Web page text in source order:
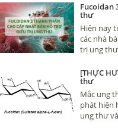
Fucoidan
thư
Hiện nay
các nhà
trị ung thư
vài trăm
và thực
diệt tế
[THỰC
thư
Mắc ung
phát hiện
ung thư